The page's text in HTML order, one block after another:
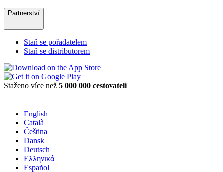
Partnerství
Staň se pořadatelem
Staň se distributorem
Staženo více než 5 000 000 cestovateli
English
Català
Čeština
Dansk
Deutsch
Ελληνικά
Español